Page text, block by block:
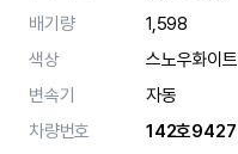
배기량
1,598
색상
스노우화이트
변속기
자동
차량번호
142호9427